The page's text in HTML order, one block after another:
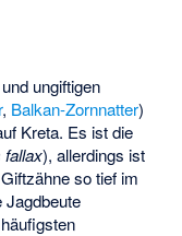
und ungiftigen
, Balkan-Zornnatter)
Kreta. Es ist die
fallax), allerdings ist
so tief im
Jagdbeute